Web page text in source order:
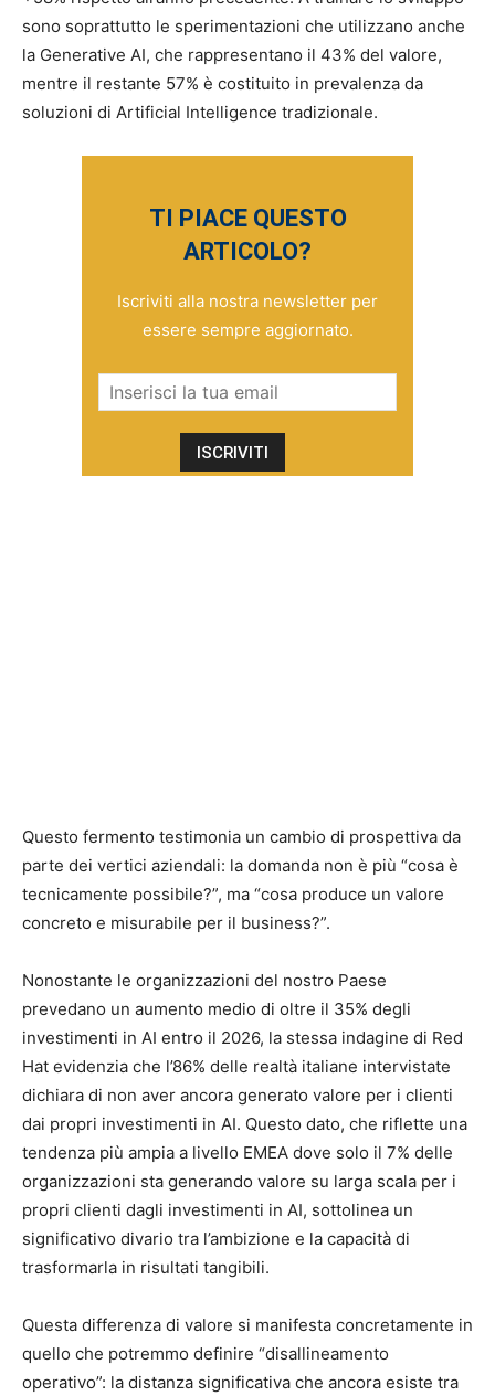
sono soprattutto le sperimentazioni che utilizzano anche
la Generative AI, che rappresentano il 43% del valore,
mentre il restante 57% è costituito in prevalenza da
soluzioni di Artificial Intelligence tradizionale.
TI PIACE QUESTO
ARTICOLO?
Iscriviti alla nostra newsletter per
essere sempre aggiornato.
Questo fermento testimonia un cambio di prospettiva da
parte dei vertici aziendali: la domanda non è più “cosa è
tecnicamente possibile?”, ma “cosa produce un valore
concreto e misurabile per il business?”.
Nonostante le organizzazioni del nostro Paese
prevedano un aumento medio di oltre il 35% degli
investimenti in AI entro il 2026, la stessa indagine di Red
Hat evidenzia che l’86% delle realtà italiane intervistate
dichiara di non aver ancora generato valore per i clienti
dai propri investimenti in AI. Questo dato, che riflette una
tendenza più ampia a livello EMEA dove solo il 7% delle
organizzazioni sta generando valore su larga scala per i
propri clienti dagli investimenti in AI, sottolinea un
significativo divario tra l’ambizione e la capacità di
trasformarla in risultati tangibili.
Questa differenza di valore si manifesta concretamente in
quello che potremmo definire “disallineamento
operativo”: la distanza significativa che ancora esiste tra